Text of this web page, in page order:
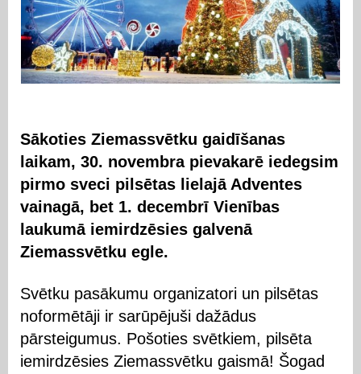
Sākoties Ziemassvētku gaidīšanas
laikam, 30. novembra pievakarē iedegsim
pirmo sveci pilsētas lielajā Adventes
vainagā, bet 1. decembrī Vienības
laukumā iemirdzēsies galvenā
Ziemassvētku egle.
Svētku pasākumu organizatori un pilsētas
noformētāji ir sarūpējuši dažādus
pārsteigumus. Pošoties svētkiem, pilsēta
iemirdzēsies Ziemassvētku gaismā! Šogad